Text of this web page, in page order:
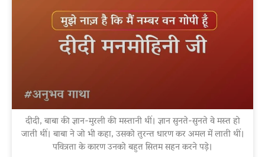
दीदी, बाबा की ज्ञान-मुरली की मस्तानी थीं। ज्ञान सुनते-सुनते वे मस्त हो
जाती थीं। बाबा ने जो भी कहा, उसको तुरन्त धारण कर अमल में लाती थीं।
पवित्रता के कारण उनको बहुत सितम सहन करने पड़े।